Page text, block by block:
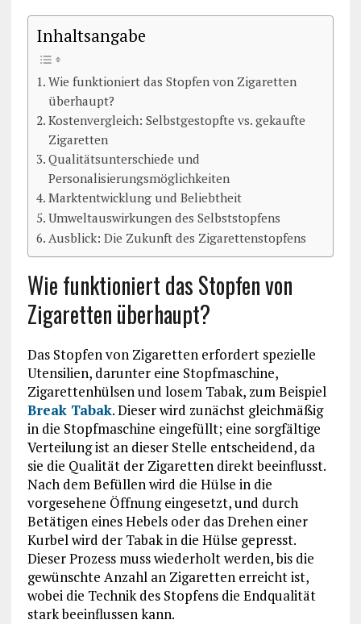
Inhaltsangabe
Wie funktioniert das Stopfen von Zigaretten
überhaupt?
Kostenvergleich: Selbstgestopfte vs. gekaufte
Zigaretten
Qualitätsunterschiede und
Personalisierungsmöglichkeiten
Marktentwicklung und Beliebtheit
Umweltauswirkungen des Selbststopfens
Ausblick: Die Zukunft des Zigarettenstopfens
Wie funktioniert das Stopfen von
Zigaretten überhaupt?
Das Stopfen von Zigaretten erfordert spezielle
Utensilien, darunter eine Stopfmaschine,
Zigarettenhülsen und losem Tabak, zum Beispiel
Break Tabak. Dieser wird zunächst gleichmäßig
in die Stopfmaschine eingefüllt; eine sorgfältige
Verteilung ist an dieser Stelle entscheidend, da
sie die Qualität der Zigaretten direkt beeinflusst.
Nach dem Befüllen wird die Hülse in die
vorgesehene Öffnung eingesetzt, und durch
Betätigen eines Hebels oder das Drehen einer
Kurbel wird der Tabak in die Hülse gepresst.
Dieser Prozess muss wiederholt werden, bis die
gewünschte Anzahl an Zigaretten erreicht ist,
wobei die Technik des Stopfens die Endqualität
stark beeinflussen kann.